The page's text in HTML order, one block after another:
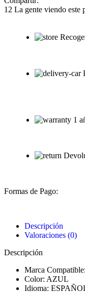
12 La gente viendo este
1
Formas de Pago:
Descripción
Valoraciones (0)
Descripción
Marca
Color: AZUL
Idioma: